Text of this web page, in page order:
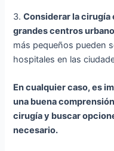
3.Considerar la
grandes centros
más pequeños pueden
hospitales en las
En cualquier caso, es
una buena
cirugía y buscar
necesario.